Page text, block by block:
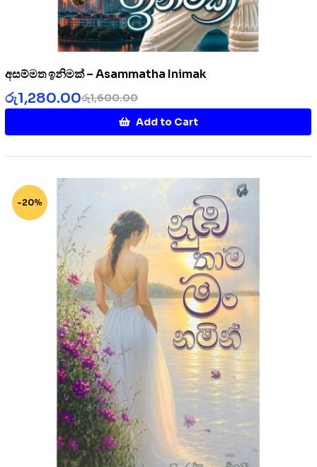
අසම්මත ඉනිමක් – Asammatha Inimak
රු1,600.00
රු1,280.00
Add to Cart
-20%